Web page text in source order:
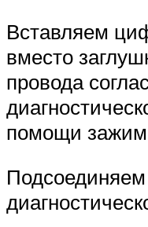
Вставляем
вместо
провода
помощи